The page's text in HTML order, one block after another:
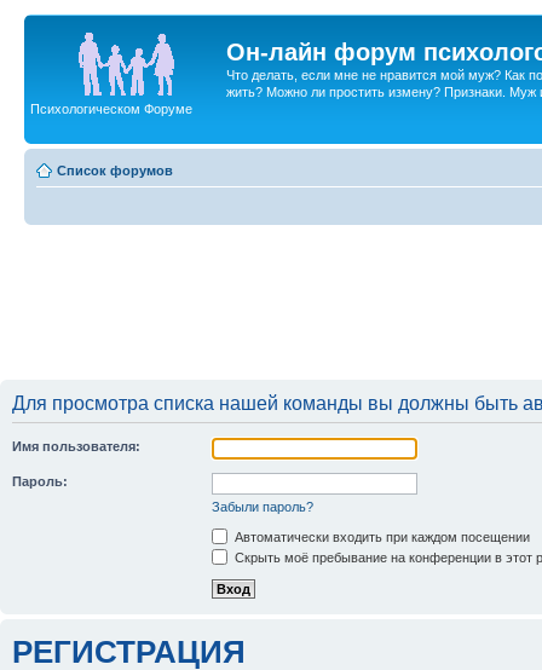
Он-лайн форум
Что делать, если мне не нравится мой муж? Как
жить? Можно ли простить измену? Признаки. Муж
Психологическом Форуме
Список форумов
Для просмотра списка нашей команды вы должны быть
Имя пользователя:
Пароль:
Забыли пароль?
Автоматически входить при каждом посещении
Скрыть моё пребывание на конференции в этот
РЕГИСТРАЦИЯ